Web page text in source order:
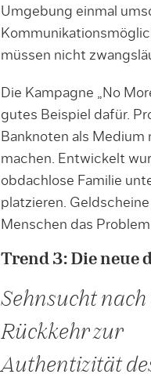
Umgebung einmal
müssen nicht
Die Kampagne „No
gutes Beispiel dafür.
Banknoten als
machen. Entwickelt
obdachlose Familie
platzieren.
Menschen das
Trend 3: Die
Sehnsucht nach
Rückkehr zur
Authentizität